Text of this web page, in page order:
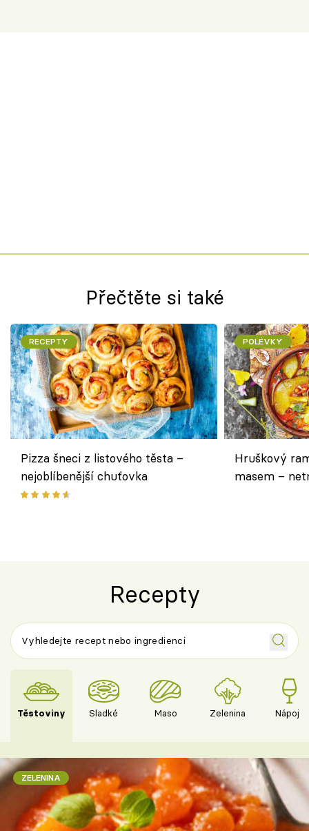
Přečtěte si také
RECEPTY
Pizza šneci z listového těsta –
nejoblíbenější chuťovka
POLÉVKY
Hruškový
masem –
Recepty
Těstoviny Sladké Maso Zelenina Nápoje
ZELENINA